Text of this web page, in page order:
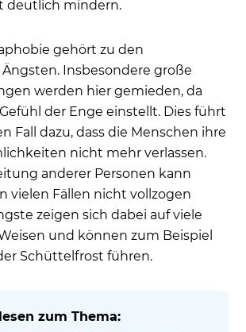
deutlich mindern.
gehört zu den
Insbesondere große
werden hier gemieden, da
der Enge einstellt. Dies führt
Fall dazu, dass die Menschen ihre
nicht mehr verlassen.
anderer Personen kann
vielen Fällen nicht vollzogen
zeigen sich dabei auf viele
und können zum Beispiel
Schüttelfrost führen.